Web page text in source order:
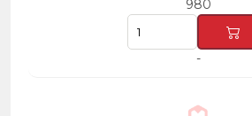
980
-